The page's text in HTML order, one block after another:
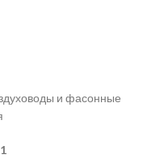
и фасонные